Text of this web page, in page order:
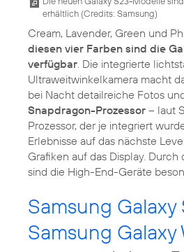
erhältlich (Credits: Samsung)
Cream, Lavender, Green und
diesen vier Farben sind die
verfügbar . Die integrierte
Ultraweitwinkelkamera macht
bei Nacht detailreiche Fotos
Snapdragon-Prozessor – laut
Prozessor, der je integriert
Erlebnisse auf das nächste
Grafiken auf das Display. Durch
sind die High-End-Geräte
Samsung
Samsung Galaxy